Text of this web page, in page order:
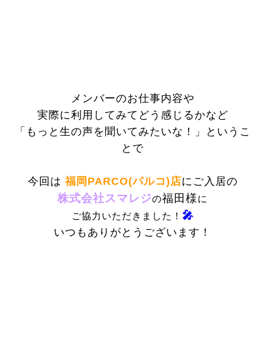
メンバーのお仕事内容や
実際に利用してみてどう感じるかなど
「もっと生の声を聞いてみたいな！」というこ
とで
今回は 福岡PARCO(パルコ)店にご入居の
株式会社スマレジの福田様に
ご協力いただきました！ 🎤
いつもありがとうございます！